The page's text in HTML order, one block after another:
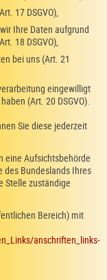
17 DSGVO),
Ihre Daten aufgrund
18 DSGVO),
bei uns (Art. 21
eingewilligt
(Art. 20 DSGVO).
Sie diese jederzeit
eine Aufsichtsbehörde
des Bundeslands Ihres
Stelle zuständige
Bereich) mit
anschriften_links-